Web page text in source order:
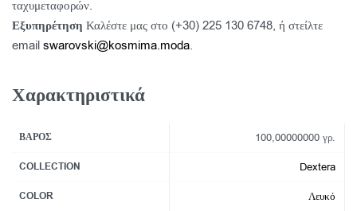
ταχυμεταφορών.
Εξυπηρέτηση Καλέστε μας στο (+30) 225 130 6748, ή στείλτε
email swarovski@kosmima.moda.
Χαρακτηριστικά
ΒΆΡΟΣ 100,00000000 γρ.
COLLECTION Dextera
COLOR Λευκό